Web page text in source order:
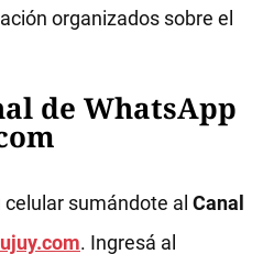
organizados sobre el
de WhatsApp
sumándote al Canal
. Ingresá al